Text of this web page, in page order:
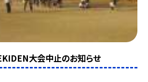
大会中止のお知らせ